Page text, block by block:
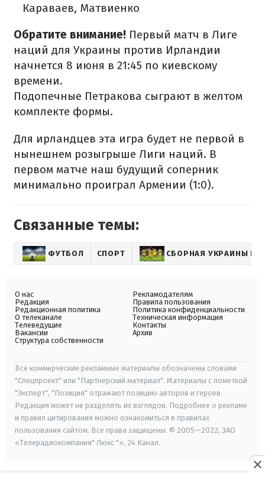
Караваев, Матвиенко
Обратите внимание! Первый матч в Лиге
наций для Украины против Ирландии
начнется 8 июня в 21:45 по киевскому
времени.
Подопечные Петракова сыграют в желтом
комплекте формы.
Для ирландцев эта игра будет не первой в
нынешнем розыгрыше Лиги наций. В
первом матче наш будущий соперник
минимально проиграл Армении (1:0).
Связанные темы:
ФУТБОЛ СПОРТ СБОРНАЯ УКРАИНЫ
О нас
Редакция
Редакционная политика
О телеканале
Телеведущие
Вакансии
Структура собственности
Рекламодателям
Правила пользования
Политика конфиденциальности
Техническая информация
Контакты
Архив
Все коммерческие рекламные материалы обозначены словами
"Спецпроект" или "Партнерский материал". Материалы с пометкой
"Эксперт", "Позиция" отражают позицию авторов и героев.
Редакция может не разделять их взглядов. Подробнее о рекламе
и правил цитирования можно ознакомиться в правилах
пользования сайтом. Все права защищены. © 2005—2022, ЗАО
«Телерадиокомпания" Люкс "», 24 Канал.